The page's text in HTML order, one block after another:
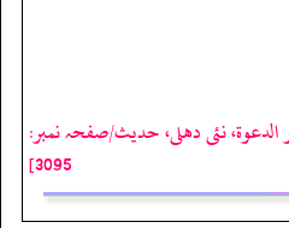
نئى دهلى، حدیث/صفحہ نمبر:
3095]